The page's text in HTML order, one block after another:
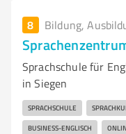
8 Bildung,
Sprachschule für
in Siegen
SPRACHSCHULE
BUSINESS-ENGLISCH